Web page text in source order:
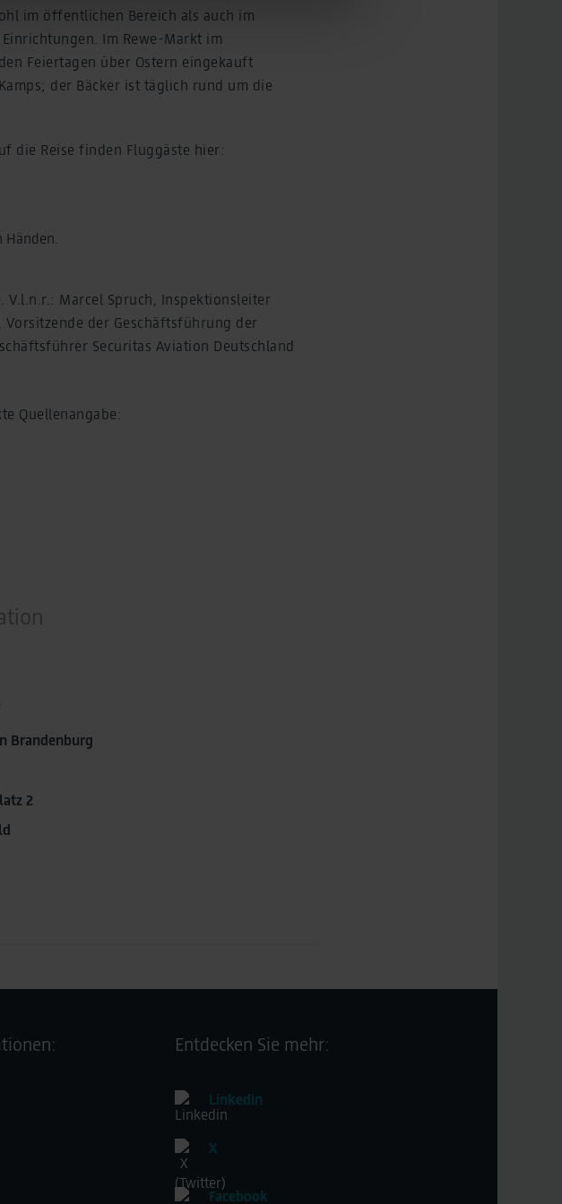
to attribute conversions across devices while
policy.
im öffentlichen Bereich als auch im
Im Rewe-Markt im
Feiertagen über Ostern eingekauft
der Bäcker ist täglich rund um die
die Reise finden Fluggäste hier:
Marcel Spruch, Inspektionsleiter
Vorsitzende der Geschäftsführung der
Securitas Aviation Deutschland
Quellenangabe:
Brandenburg
2
Entdecken Sie mehr:
Linkedin
X
Facebook